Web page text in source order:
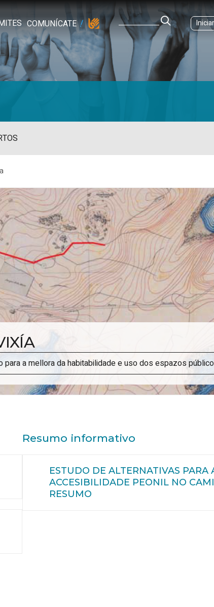
COMUNÍCATE
para a mellora da habitabilidade e uso dos espazos
Resumo informativo
ESTUDO DE ALTERNATIVAS PARA
ACCESIBILIDADE PEONIL NO
RESUMO